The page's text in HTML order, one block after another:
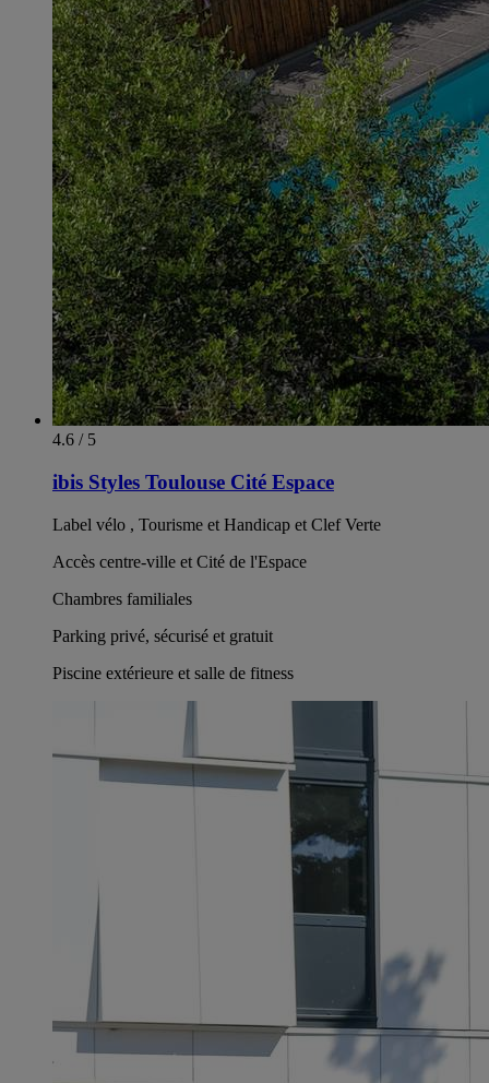
4.6 / 5
ibis Styles Toulouse Cité Espace
Label vélo , Tourisme et Handicap et Clef Verte
Accès centre-ville et Cité de l'Espace
Chambres familiales
Parking privé, sécurisé et gratuit
Piscine extérieure et salle de fitness